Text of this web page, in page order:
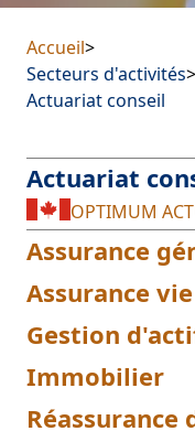
Accueil>
Secteurs d'activités>
Actuariat conseil
Actuariat
OPTIMUM
Assurance
Assurance vie
Gestion
Immobilier
Réassurance